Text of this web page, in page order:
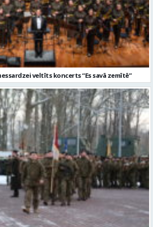
veltīts koncerts “Es savā zemītē”
nodrošinājuma bataljonā notikusi